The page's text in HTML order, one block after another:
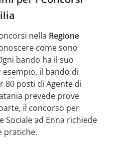
nella Regione
come sono
bando ha il suo
il bando di
80 posti di Agente di
prevede prove
il concorso per
Sociale ad Enna richiede
pratiche.